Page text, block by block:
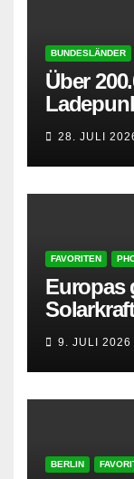
BUNDESLÄNDER
Über
28. JULI
FAVORITEN
Europas
AMPYR
9. JULI 2026
BERLIN